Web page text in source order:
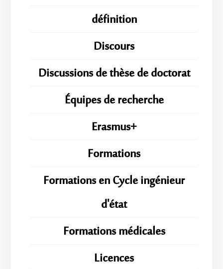
définition
Discours
Discussions de thèse de doctorat
Équipes de recherche
Erasmus+
Formations
Formations en Cycle ingénieur
d'état
Formations médicales
Licences